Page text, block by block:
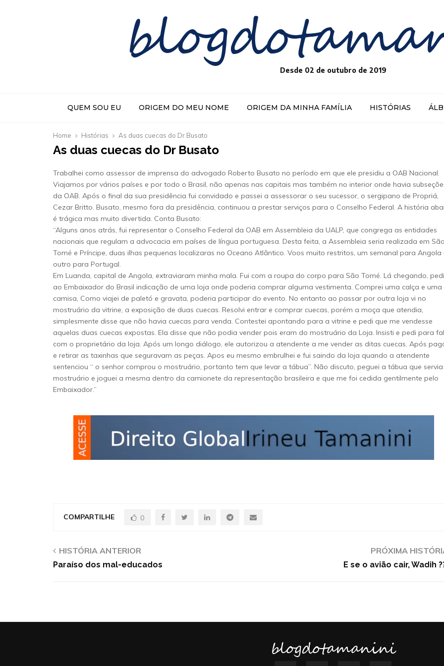
Desde 02 de outubro de 2019
QUEM SOU EU ORIGEM DO MEU NOME ORIGEM DA MINHA FAMÍLIA HISTÓRIAS
Home Histórias As duas cuecas do Dr Busato
As duas cuecas do Dr Busato
Trabalhei como assessor de imprensa do advogado Roberto Busato no período em que ele presidiu a OAB Nacional.
Viajamos por vários países e por todo o Brasil, não apenas nas capitais mas também no interior onde havia
da OAB. Após o final da sua presidência fui convidado e passei a assessorar o seu sucessor, o sergipano de Propriá,
Cezar Britto. Busato, mesmo fora da presidência, continuou a prestar serviços para o Conselho Federal. A história
é trágica mas muito divertida. Conta Busato:
“Alguns anos atrás, fui representar o Conselho Federal da OAB em Assembleia da UALP, que congrega as entidades
nacionais que regulam a advocacia em países de língua portuguesa. Desta feita, a Assembleia seria realizada em São
Tomé e Príncipe, duas ilhas pequenas localizaras no Oceano Atlântico. Voos muito restritos, um semanal para Angola
outro para Portugal.
Em Luanda, capital de Angola, extraviaram minha mala. Fui com a roupa do corpo para São Tomé. Lá chegando, pedi
ao Embaixador do Brasil indicação de uma loja onde poderia comprar alguma vestimenta. Comprei uma calça e uma
camisa, Como viajei de paletó e gravata, poderia participar do evento. No entanto ao passar por outra loja vi no
mostruário da vitrine, a exposição de duas cuecas. Resolvi entrar e comprar cuecas, porém a moça que atendia,
simplesmente disse que não havia cuecas para venda. Contestei apontando para a vitrine e pedi que me vendesse
aquelas duas cuecas expostas. Ela disse que não podia vender pois eram do mostruário da Loja. Insisti e pedi para
com o proprietário da loja. Após um longo diálogo, ele autorizou a atendente a me vender as ditas cuecas. Após
e retirar as taxinhas que seguravam as peças. Apos eu mesmo embrulhei e fui saindo da loja quando a atendente
sentenciou “ o senhor comprou o mostruário, portanto tem que levar a tábua”. Não discuto, peguei a tábua que
mostruário e joguei a mesma dentro da camionete da representação brasileira e que me foi cedida gentilmente pelo
Embaixador.”
COMPARTILHE 0
HISTÓRIA ANTERIOR
Paraíso dos mal-educados
PRÓXIMA
E se o avião cair, Wadih
blogdotamanini